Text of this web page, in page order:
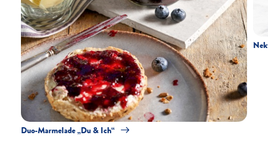
Duo-Marmelade „Du & Ich“